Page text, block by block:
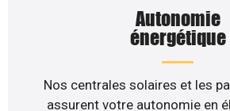
Autonomie
énergétique
Nos centrales solaires et les
assurent votre autonomie en